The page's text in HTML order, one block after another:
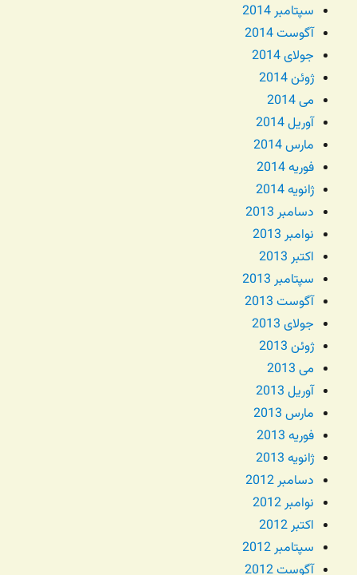
سپتامبر 2014
آگوست 2014
جولای 2014
ژوئن 2014
می 2014
آوریل 2014
مارس 2014
فوریه 2014
ژانویه 2014
دسامبر 2013
نوامبر 2013
اکتبر 2013
سپتامبر 2013
آگوست 2013
جولای 2013
ژوئن 2013
می 2013
آوریل 2013
مارس 2013
فوریه 2013
ژانویه 2013
دسامبر 2012
نوامبر 2012
اکتبر 2012
سپتامبر 2012
آگوست 2012